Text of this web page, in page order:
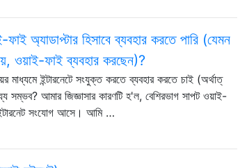
অ্যাডাপ্টার হিসাবে ব্যবহার করতে পারি (যেমন
ওয়াই-ফাই ব্যবহার করছেন)?
ইন্টারনেটে সংযুক্ত করতে ব্যবহার করতে চাই (অর্থাত্
সম্ভব? আমার জিজ্ঞাসার কারণটি হ'ল, বেশিরভাগ সাপট ওয়াই-
সংযোগ আসে। আমি …